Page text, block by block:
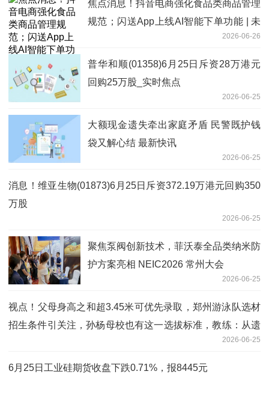
焦点消息！抖音电商强化食品类商品管理
规范；闪送App上线AI智能下单功能 | 未
2026-06-26
普华和顺(01358)6月25日斥资28万港元
回购25万股_实时焦点
2026-06-25
大额现金遗失牵出家庭矛盾 民警既护钱
袋又解心结 最新快讯
2026-06-25
消息！维亚生物(01873)6月25日斥资372.19万港元回购350
万股
2026-06-25
聚焦泵阀创新技术，菲沃泰全品类纳米防
护方案亮相 NEIC2026 常州大会
2026-06-25
视点！父母身高之和超3.45米可优先录取，郑州游泳队选材
招生条件引关注，孙杨母校也有这一选拔标准，教练：从遗
2026-06-25
6月25日工业硅期货收盘下跌0.71%，报8445元